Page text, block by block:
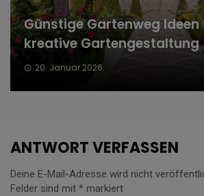
Günstige Gartenweg Ideen
kreative Gartengestaltung
20. Januar 2026
ANTWORT VERFASSEN
Deine E-Mail-Adresse wird nicht
Felder sind mit * markiert